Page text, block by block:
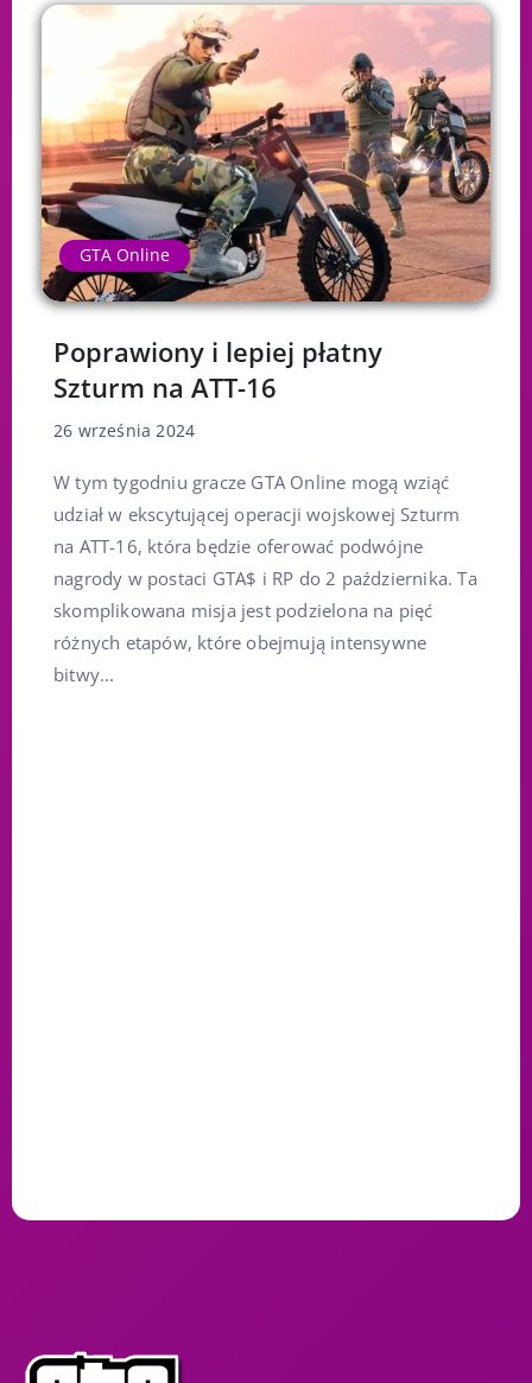
GTA Online
Poprawiony i lepiej płatny
Szturm na ATT-16
26 września 2024
W tym tygodniu gracze GTA Online mogą wziąć
udział w ekscytującej operacji wojskowej Szturm
na ATT-16, która będzie oferować podwójne
nagrody w postaci GTA$ i RP do 2 października. Ta
skomplikowana misja jest podzielona na pięć
różnych etapów, które obejmują intensywne
bitwy...